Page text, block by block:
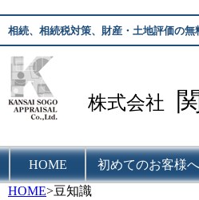
相続、相続税対策、財産・土地評価の
株式会社
HOME 初めてのお客様へ
HOME>豆知識